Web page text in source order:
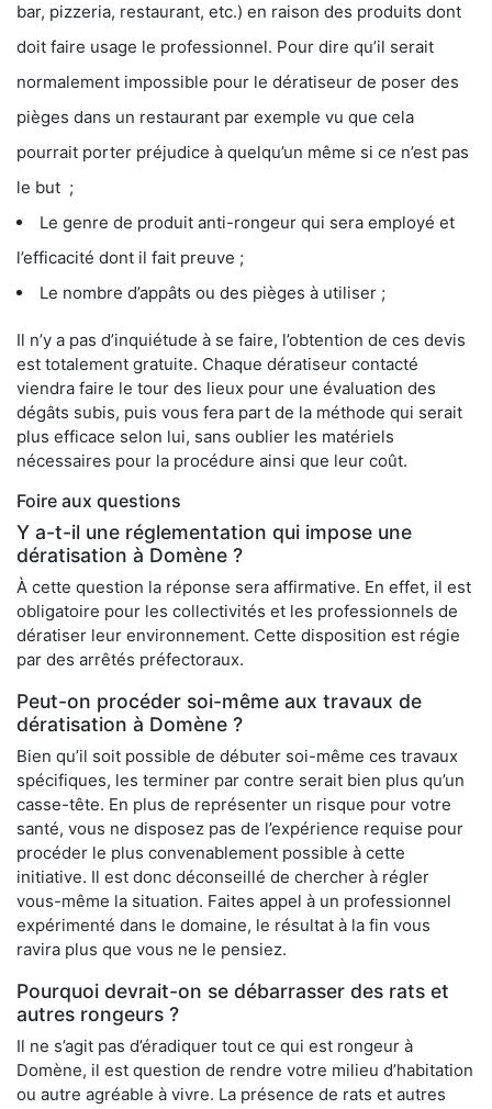
bar, pizzeria, restaurant, etc.) en raison des produits dont
doit faire usage le professionnel. Pour dire qu’il serait
normalement impossible pour le dératiseur de poser des
pièges dans un restaurant par exemple vu que cela
pourrait porter préjudice à quelqu’un même si ce n’est pas
le but ;
Le genre de produit anti-rongeur qui sera employé et
l’efficacité dont il fait preuve ;
Le nombre d’appâts ou des pièges à utiliser ;
Il n’y a pas d’inquiétude à se faire, l’obtention de ces devis
est totalement gratuite. Chaque dératiseur contacté
viendra faire le tour des lieux pour une évaluation des
dégâts subis, puis vous fera part de la méthode qui serait
plus efficace selon lui, sans oublier les matériels
nécessaires pour la procédure ainsi que leur coût.
Foire aux questions
Y a-t-il une réglementation qui impose une
dératisation à Domène ?
À cette question la réponse sera affirmative. En effet, il est
obligatoire pour les collectivités et les professionnels de
dératiser leur environnement. Cette disposition est régie
par des arrêtés préfectoraux.
Peut-on procéder soi-même aux travaux de
dératisation à Domène ?
Bien qu’il soit possible de débuter soi-même ces travaux
spécifiques, les terminer par contre serait bien plus qu’un
casse-tête. En plus de représenter un risque pour votre
santé, vous ne disposez pas de l’expérience requise pour
procéder le plus convenablement possible à cette
initiative. Il est donc déconseillé de chercher à régler
vous-même la situation. Faites appel à un professionnel
expérimenté dans le domaine, le résultat à la fin vous
ravira plus que vous ne le pensiez.
Pourquoi devrait-on se débarrasser des rats et
autres rongeurs ?
Il ne s’agit pas d’éradiquer tout ce qui est rongeur à
Domène, il est question de rendre votre milieu d’habitation
ou autre agréable à vivre. La présence de rats et autres